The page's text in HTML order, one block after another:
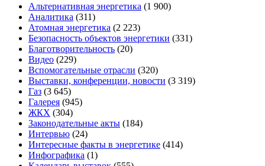
Альтернативная энергетика (1 900)
Аналитика (311)
Атомная энергетика (2 223)
Безопасность объектов энергетики (331)
Благотворительность (20)
Видео (229)
Вспомогательные отрасли (320)
Выставки, конференции, новости (3 319)
Газ (3 645)
Галерея (945)
ЖКХ (304)
Законодательные акты (184)
Интервью (24)
Интересные факты в энергетике (414)
Инфографика (1)